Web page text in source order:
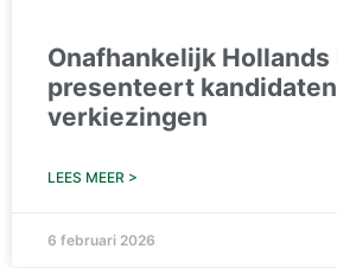
Onafhankelijk Hollands
presenteert
verkiezingen
LEES MEER >
6 februari 2026